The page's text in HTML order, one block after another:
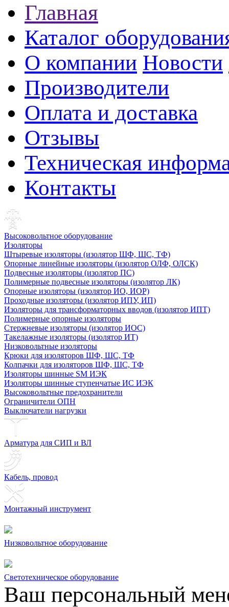
Главная
Каталог
О компании Новости
Производители
Оплата и доставка
Отзывы
Техническая
Контакты
Высоковольтное оборудование
Изоляторы
Штыревые изоляторы (изолятор ШФ, ШС, ТФ)
Опорные линейные изоляторы (изолятор ОЛФ, ОЛСК)
Подвесные изоляторы (изолятор ПС)
Полимерные подвесные изоляторы (изолятор ЛК)
Опорные изоляторы (изолятор ИО, ИОР)
Проходные изоляторы (изолятор ИПУ, ИП)
Изоляторы для трансформаторных вводов (изолятор ИПТ)
Полимерные опорные изоляторы
Стержневые изоляторы (изолятор ИОС)
Такелажные изоляторы (изолятор ИТ)
Низковольтные изоляторы
Крюки для изоляторов ШФ, ШС, ТФ
Колпачки для изоляторов ШФ, ШС, ТФ
Изоляторы шинные SM ИЭК
Изоляторы шинные ступенчатые ИС ИЭК
Высоковольтные предохранители
Ограничители ОПН
Выключатели нагрузки
Арматура для СИП и ВЛ
Кабель, провод
Монтажный инструмент
Низковольтное оборудование
Светотехническое оборудование
Ваш персональный